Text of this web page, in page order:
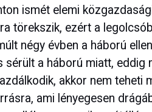
ismét elemi
törekszik, ezért a
négy évben a háború
sérült a háború miatt,
akkor nem teheti
ami lényegesen